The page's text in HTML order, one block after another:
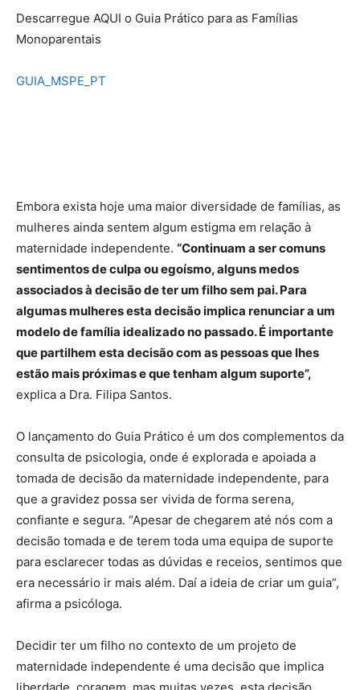
Descarregue AQUI o Guia Prático para as Famílias
Monoparentais
GUIA_MSPE_PT
Embora exista hoje uma maior diversidade de famílias, as
mulheres ainda sentem algum estigma em relação à
maternidade independente. “Continuam a ser comuns
sentimentos de culpa ou egoísmo, alguns medos
associados à decisão de ter um filho sem pai. Para
algumas mulheres esta decisão implica renunciar a um
modelo de família idealizado no passado. É importante
que partilhem esta decisão com as pessoas que lhes
estão mais próximas e que tenham algum suporte”,
explica a Dra. Filipa Santos.
O lançamento do Guia Prático é um dos complementos da
consulta de psicologia, onde é explorada e apoiada a
tomada de decisão da maternidade independente, para
que a gravidez possa ser vivida de forma serena,
confiante e segura. “Apesar de chegarem até nós com a
decisão tomada e de terem toda uma equipa de suporte
para esclarecer todas as dúvidas e receios, sentimos que
era necessário ir mais além. Daí a ideia de criar um guia”,
afirma a psicóloga.
Decidir ter um filho no contexto de um projeto de
maternidade independente é uma decisão que implica
liberdade, coragem, mas muitas vezes, esta decisão